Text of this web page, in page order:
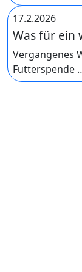
17.2.2026
Was für ein
Vergangenes
Futterspende